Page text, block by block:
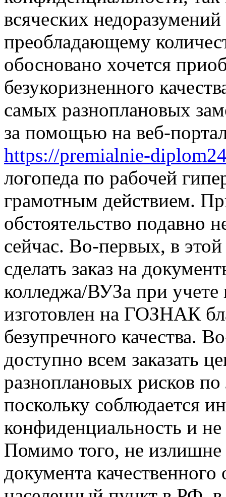
всяческих
преобладающему
обосновано хочется
безукоризненного
самых разноплановых
за помощью на веб-
https://premialnie-
логопеда по рабочей
грамотным действием.
обстоятельство подавно
сейчас. Во-первых, в
сделать заказ на
колледжа/ВУЗа при учете
изготовлен на ГОЗНАК
безупречного качества.
доступно всем заказать
разноплановых рисков
поскольку соблюдается
конфиденциальность и
Помимо того, не излишне
документа